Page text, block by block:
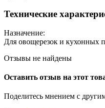
Технические
Назначение:
Для овощерезок и кухонных
Отзывы не найдены
Оставить отзыв на этот
Поделитесь мнением с